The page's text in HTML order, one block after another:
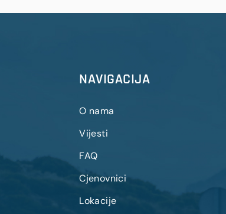
NAVIGACIJA
O nama
Vijesti
FAQ
Cjenovnici
Lokacije